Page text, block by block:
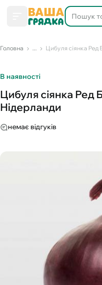
Головна ... Цибуля сіянка Ред
В наявності
Цибуля сіянка Ред
Нідерланди
немає відгуків